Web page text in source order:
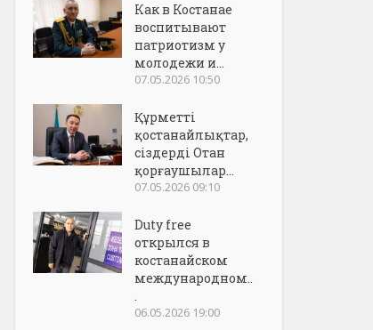
Как в Костанае
воспитывают
патриотизм у
молодежи и...
07.05.2026 10:50
Құрметті
қостанайлықтар,
сіздерді Отан
қорғаушылар...
07.05.2026 09:10
Duty free
открылся в
костанайском
международном..
.
06.05.2026 19:00